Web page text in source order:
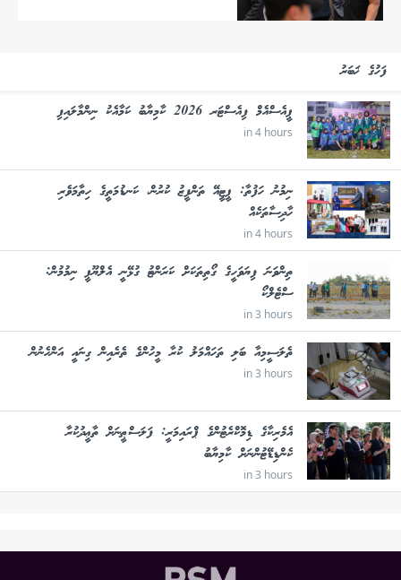
ފަހުގެ ޚަބަރު
ޕީއެސްއެމް ފިއެސްޓަރ 2026 ކާމިޔާބު ކަމާއެކު ނިންމާލައިފި
in 4 hours
ނިމުނު ހަފުތާ: ޕީޓީއޭ ތަންފީޒު ކުރުން، ކަނޑުމަތީގެ ހިތާމަވެރި
ހާދިސާތަކެއް
in 4 hours
ތިންވަނަ ފިޔަވަހީގެ ގޯތިތަކަށް ކަރަންޓު ގުޅޭނީ އެލްޔޫޕީ ނިމުމުން:
ސްޓެލްކޯ
in 3 hours
ތެލަސީމިއާ ބަލި ތަހައްމަލު ކުރާ މީހުންގެ ތެރެއިން ގިނައީ އަންހެނުން
in 3 hours
އެމެރިކާގެ ޑިމޮކްރެޓުންގެ ޕްރައިމަރީ: ފަލަސްޠީނަށް ތާޢީދުކުރާ
ކެންޑިޑޭޓުންނަށް ކާމިޔާބު
in 3 hours